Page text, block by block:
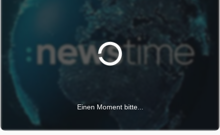
Einen Moment bitte...